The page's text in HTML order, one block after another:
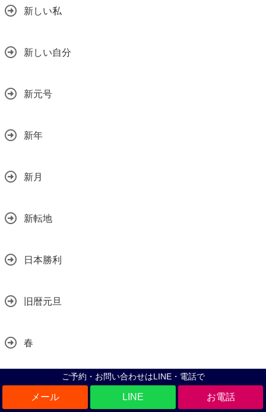
ご予約・お問い合わせはLINE・電話で
LINE
新しい私
新しい自分
新元号
新年
新月
新転地
日本勝利
旧暦元旦
春
春の大祭